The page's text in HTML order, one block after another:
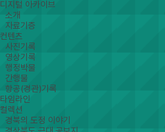
디지털 아카이브
소개
자료기증
컨텐츠
사진기록
영상기록
행정박물
간행물
항공(경관)기록
타임라인
컬렉션
경북의 도정 이야기